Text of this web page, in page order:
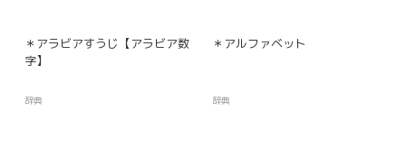
＊アラビアすうじ【アラビア数
字】
辞典
＊アルファベット
辞典